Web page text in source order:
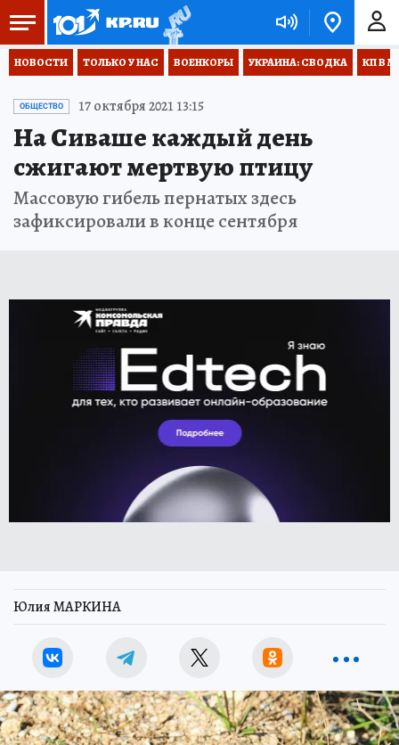
НОВОСТИ ТОЛЬКО У НАС ВОЕНКОРЫ УКРАИНА: СВОДКА КП В
ОБЩЕСТВО 17 октября 2021 13:15
На Сиваше каждый день
сжигают мертвую птицу
Массовую гибель пернатых здесь
зафиксировали в конце сентября
Юлия МАРКИНА